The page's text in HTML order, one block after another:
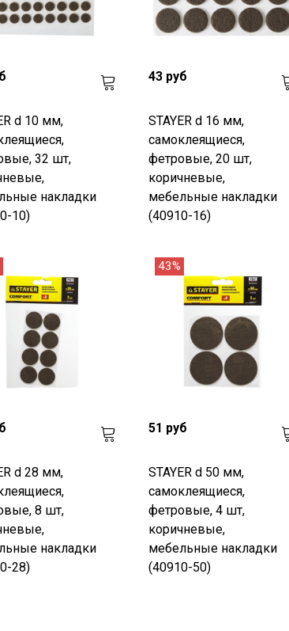
d 10 мм,
32 шт,
накладки
10)
43 руб
STAYER d 16 мм,
самоклеящиеся,
фетровые, 20 шт,
коричневые,
мебельные накладки
(40910-16)
d 28 мм,
8 шт,
накладки
28)
43%
51 руб
STAYER d 50 мм,
самоклеящиеся,
фетровые, 4 шт,
коричневые,
мебельные накладки
(40910-50)